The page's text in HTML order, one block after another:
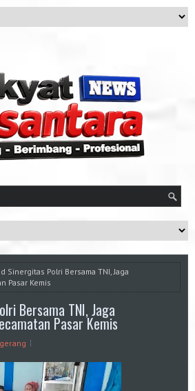
Sinergitas Polri Bersama TNI, Jaga
Pasar Kemis
Bersama TNI, Jaga
Pasar Kemis